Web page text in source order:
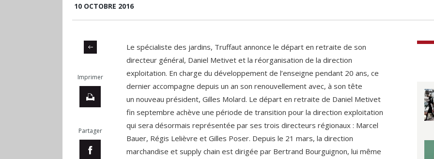
10 OCTOBRE 2016
Imprimer
Partager
Le spécialiste des jardins, Truffaut annonce le départ en retraite de son
directeur général, Daniel Metivet et la réorganisation de la direction
exploitation. En charge du développement de l’enseigne pendant 20 ans, ce
dernier accompagne depuis un an son renouvellement avec, à son tête
un nouveau président, Gilles Molard. Le départ en retraite de Daniel Metivet
fin septembre achève une période de transition pour la direction exploitation
qui sera désormais représentée par ses trois directeurs régionaux : Marcel
Bauer, Régis Lelièvre et Gilles Poser. Depuis le 21 mars, la direction
marchandise et supply chain est dirigée par Bertrand Bourguignon, lui même